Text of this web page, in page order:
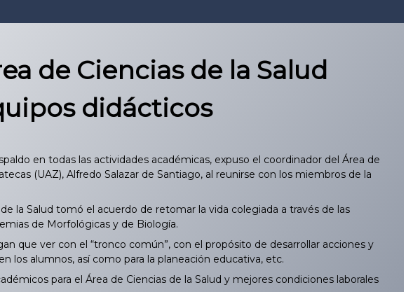
de Ciencias de la Salud
didácticos
en todas las actividades académicas, expuso el coordinador del Área de
(UAZ), Alfredo Salazar de Santiago, al reunirse con los miembros de la
la Salud tomó el acuerdo de retomar la vida colegiada a través de las
de Morfológicas y de Biología.
que ver con el “tronco común”, con el propósito de desarrollar acciones y
alumnos, así como para la planeación educativa, etc.
para el Área de Ciencias de la Salud y mejores condiciones laborales